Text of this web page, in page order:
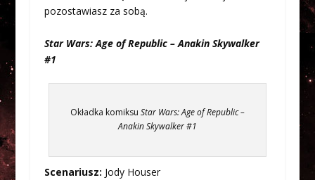
pozostawiasz za sobą.
Star Wars: Age of Republic – Anakin Skywalker
#1
Okładka komiksu Star Wars: Age of Republic –
Anakin Skywalker #1
Scenariusz: Jody Houser